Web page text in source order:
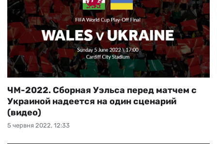
5 червня 2022, 12:33
ЧМ-2022. Сборная Уэльса перед матчем с
Украиной надеется на один сценарий
(видео)